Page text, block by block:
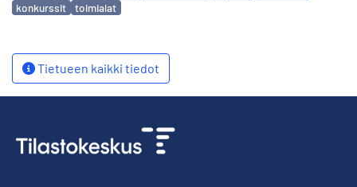
konkurssit
toimialat
Tietueen kaikki tiedot